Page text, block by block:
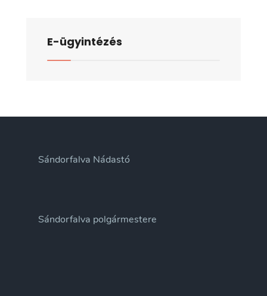
E-ügyintézés
Sándorfalva Nádastó
Sándorfalva polgármestere